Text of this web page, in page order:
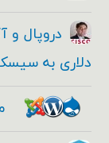
دلاری به